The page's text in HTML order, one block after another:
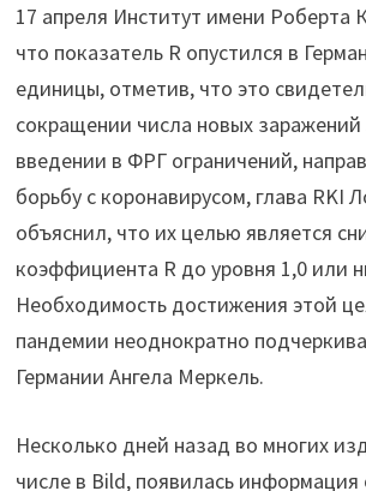
17 апреля Институт имени Роберта
что показатель R опустился в
единицы, отметив, что это
сокращении числа новых заражений
введении в ФРГ ограничений,
борьбу с коронавирусом, глава RKI
объяснил, что их целью является
коэффициента R до уровня 1,0 или
Необходимость достижения этой
пандемии неоднократно
Германии Ангела Меркель.
Несколько дней назад во многих
числе в Bild, появилась информация